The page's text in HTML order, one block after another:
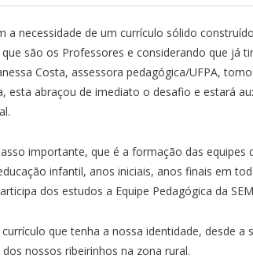
a necessidade de um currículo sólido
são os Professores e considerando que já
Costa, assessora pedagógica/UFPA,
esta abraçou de imediato o desafio e estará
importante, que é a formação das equipes
infantil, anos iniciais, anos finais em
dos estudos a Equipe Pedagógica da
que tenha a nossa identidade, desde a
nossos ribeirinhos na zona rural.